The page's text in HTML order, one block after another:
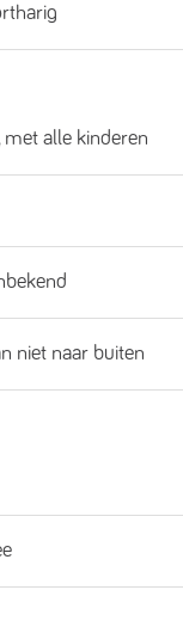
met alle kinderen
niet naar buiten